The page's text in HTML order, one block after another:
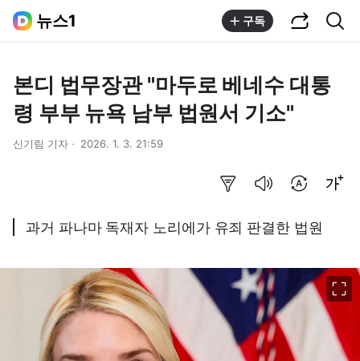
뉴스1 구독
본디 법무장관 "마두로 베네수 대통
령 부부 뉴욕 남부 법원서 기소"
신기림 기자 2026. 1. 3. 21:59
과거 파나마 독재자 노리에가 유죄 판결한 법원